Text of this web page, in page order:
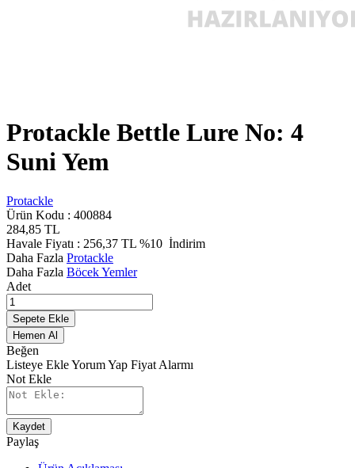
Protackle Bettle Lure No: 4
Suni Yem
Protackle
Ürün Kodu : 400884
284,85 TL
Havale Fiyatı : 256,37 TL %10 İndirim
Daha Fazla Protackle
Daha Fazla Böcek Yemler
Adet
Sepete Ekle
Hemen Al
Beğen
Listeye EkleYorum Yap Fiyat Alarmı
Not Ekle
Kaydet
Paylaş